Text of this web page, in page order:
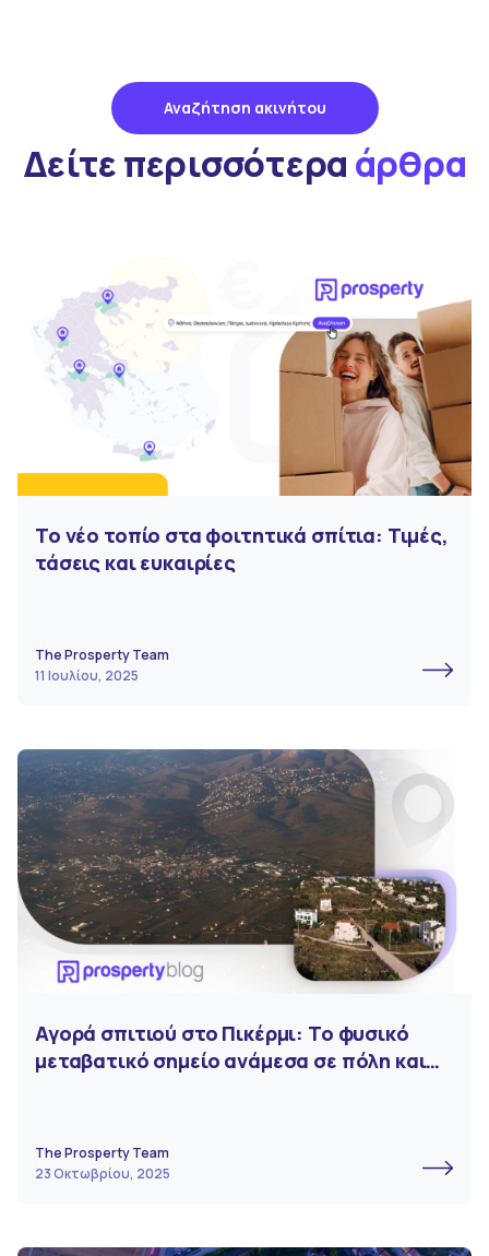
Αναζήτηση ακινήτου
Δείτε περισσότερα άρθρα
Το νέο τοπίο στα φοιτητικά σπίτια: Τιμές,
τάσεις και ευκαιρίες
The Prosperty Team
11 Ιουλίου, 2025
Αγορά σπιτιού στο Πικέρμι: Το φυσικό
μεταβατικό σημείο ανάμεσα σε πόλη και
The Prosperty Team
23 Οκτωβρίου, 2025